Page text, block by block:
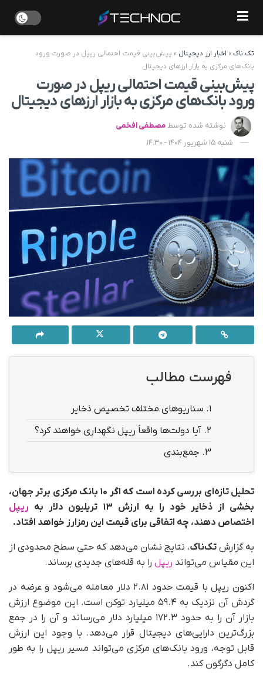
تک ناک» اخبار ارز دیجیتال » پیش‌بینی قیمت احتمالی ریپل در صورت ورود
بانک‌های مرکزی به بازار ارزهای دیجیتال
پیش‌بینی قیمت احتمالی ریپل در صورت
ورود بانک‌های مرکزی به بازار ارزهای دیجیتال
نوشته شده توسط مصطفی افخمی
شنبه 15 شهریور 1404 - 14:30
فهرست مطالب
1. سناریوهای مختلف تخصیص ذخایر
2. آیا دولت‌ها واقعاً ریپل نگهداری خواهند کرد؟
3. جمع‌بندی
تحلیل تازه‌ای بررسی کرده است که اگر ۱۰ بانک مرکزی برتر جهان،
بخشی از ذخایر خود را به ارزش ۱۳ تریلیون دلار به
ریپل
اختصاص دهند، چه اتفاقی برای قیمت این رمزارز خواهد افتاد.
به گزارشتک‌ناک، نتایج نشان می‌دهد که حتی سطح محدودی از
این مقیاس می‌تواند ریپل را به قله‌های جدیدی برساند.
اکنون ریپل با قیمت حدود ۲.۸۱ دلار معامله می‌شود و عرضه در
گردش آن نزدیک به ۵۹.۴ میلیارد توکن است. این موضوع ارزش
بازار آن را به حدود ۱۷۲.۳ میلیارد دلار می‌رساند و آن را در جمع
بزرگ‌ترین دارایی‌های دیجیتال قرار می‌دهد. با وجود این ارزش
قابل‌ توجه، ورود بانک‌های مرکزی می‌تواند مسیر ریپل را به‌ طور
کامل دگرگون کند.